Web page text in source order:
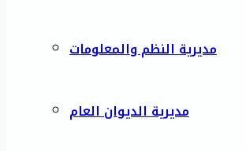
مديرية النظم والمعلومات
مديرية الديوان العام